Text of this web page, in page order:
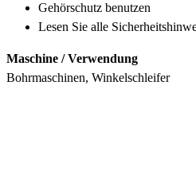
Gehörschutz benutzen
Lesen Sie alle
Maschine / Verwendung
Bohrmaschinen, Winkelschleifer